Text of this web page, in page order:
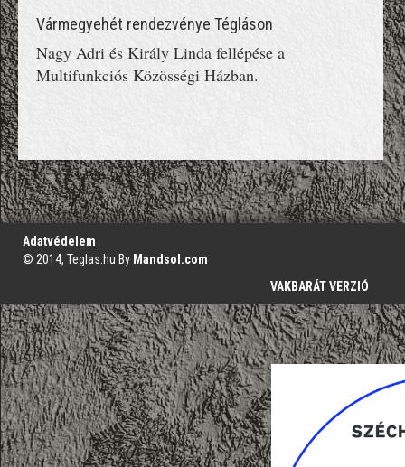
Vármegyehét rendezvénye Tégláson
Nagy Adri és Király Linda fellépése a
Multifunkciós Közösségi Házban.
';
Adatvédelem
© 2014, Teglas.hu By Mandsol.com
VAKBARÁT VERZIÓ